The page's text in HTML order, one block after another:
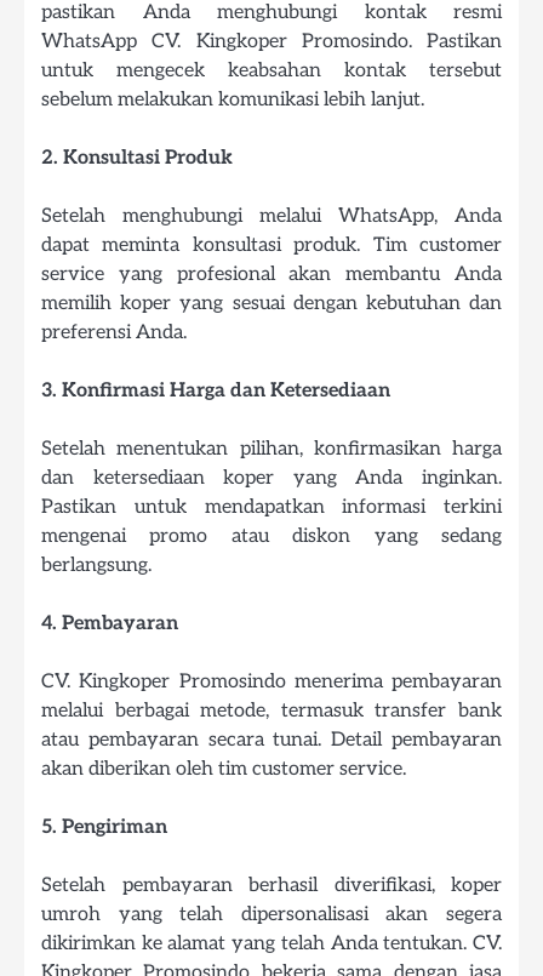
pastikan Anda menghubungi kontak resmi
WhatsApp CV. Kingkoper Promosindo. Pastikan
untuk mengecek keabsahan kontak tersebut
sebelum melakukan komunikasi lebih lanjut.
2. Konsultasi Produk
Setelah menghubungi melalui WhatsApp, Anda
dapat meminta konsultasi produk. Tim customer
service yang profesional akan membantu Anda
memilih koper yang sesuai dengan kebutuhan dan
preferensi Anda.
3. Konfirmasi Harga dan Ketersediaan
Setelah menentukan pilihan, konfirmasikan harga
dan ketersediaan koper yang Anda inginkan.
Pastikan untuk mendapatkan informasi terkini
mengenai promo atau diskon yang sedang
berlangsung.
4. Pembayaran
CV. Kingkoper Promosindo menerima pembayaran
melalui berbagai metode, termasuk transfer bank
atau pembayaran secara tunai. Detail pembayaran
akan diberikan oleh tim customer service.
5. Pengiriman
Setelah pembayaran berhasil diverifikasi, koper
umroh yang telah dipersonalisasi akan segera
dikirimkan ke alamat yang telah Anda tentukan. CV.